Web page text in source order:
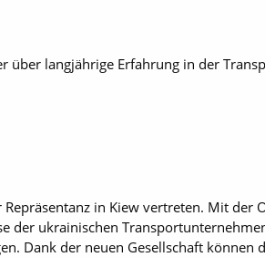
über langjährige Erfahrung in der
in Kiew vertreten. Mit der
der ukrainischen
Dank der neuen Gesellschaft können